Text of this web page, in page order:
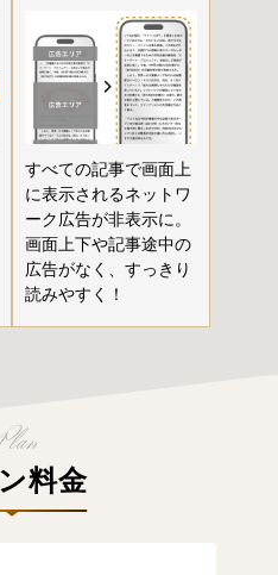
すべての記事で画面上
に表示されるネットワ
ーク広告が非表示に。
画面上下や記事途中の
広告がなく、すっきり
読みやすく！
料金